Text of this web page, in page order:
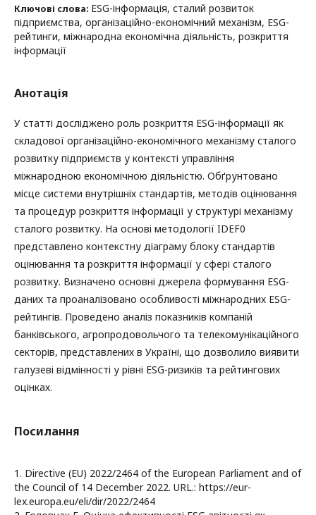
Ключові слова: ESG-інформація, сталий розвиток
підприємства, організаційно-економічний механізм, ESG-
рейтинги, міжнародна економічна діяльність, розкриття
інформації
Анотація
У статті досліджено роль розкриття ESG-інформації як
складової організаційно-економічного механізму сталого
розвитку підприємств у контексті управління
міжнародною економічною діяльністю. Обґрунтовано
місце системи внутрішніх стандартів, методів оцінювання
та процедур розкриття інформації у структурі механізму
сталого розвитку. На основі методології IDEF0
представлено контекстну діаграму блоку стандартів
оцінювання та розкриття інформації у сфері сталого
розвитку. Визначено основні джерела формування ESG-
даних та проаналізовано особливості міжнародних ESG-
рейтингів. Проведено аналіз показників компаній
банківського, агропродовольчого та телекомунікаційного
секторів, представлених в Україні, що дозволило виявити
галузеві відмінності у рівні ESG-ризиків та рейтингових
оцінках.
Посилання
1. Directive (EU) 2022/2464 of the European Parliament and of
the Council of 14 December 2022. URL.: https://eur-
lex.europa.eu/eli/dir/2022/2464